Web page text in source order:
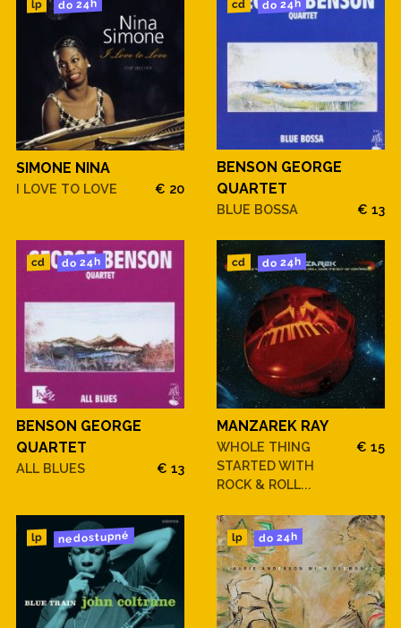
lp do 24h
SIMONE NINA
I LOVE TO LOVE € 20
cd do 24h
BENSON GEORGE
QUARTET
BLUE BOSSA € 13
cd do 24h
BENSON GEORGE
QUARTET
ALL BLUES € 13
cd do 24h
MANZAREK RAY
WHOLE THING
STARTED WITH
ROCK & ROLL...
€ 15
lp nedostupné lp do 24h